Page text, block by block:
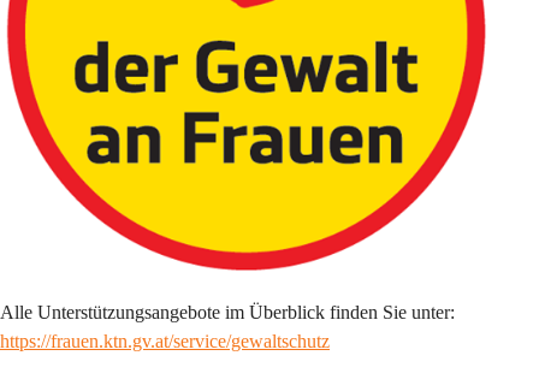
Alle Unterstützungsangebote im Überblick finden Sie unter:
https://frauen.ktn.gv.at/service/gewaltschutz